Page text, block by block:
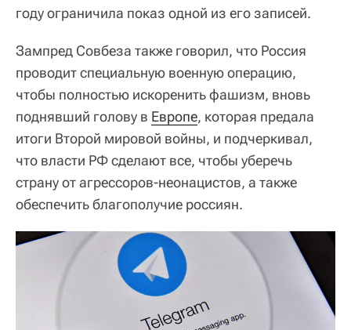
году ограничила показ одной из его записей.
Зампред Совбеза также говорил, что Россия
проводит специальную военную операцию,
чтобы полностью искоренить фашизм, вновь
поднявший голову в Европе, которая предала
итоги Второй мировой войны, и подчеркивал,
что власти РФ сделают все, чтобы уберечь
страну от агрессоров-неонацистов, а также
обеспечить благополучие россиян.